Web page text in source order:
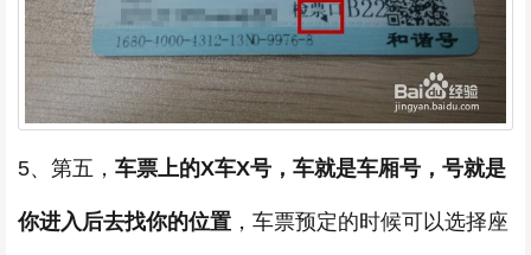
5、第五， 车票上的X车X号，车就是车厢号，号就是
你进入后去找你的位置 ，车票预定的时候可以选择座